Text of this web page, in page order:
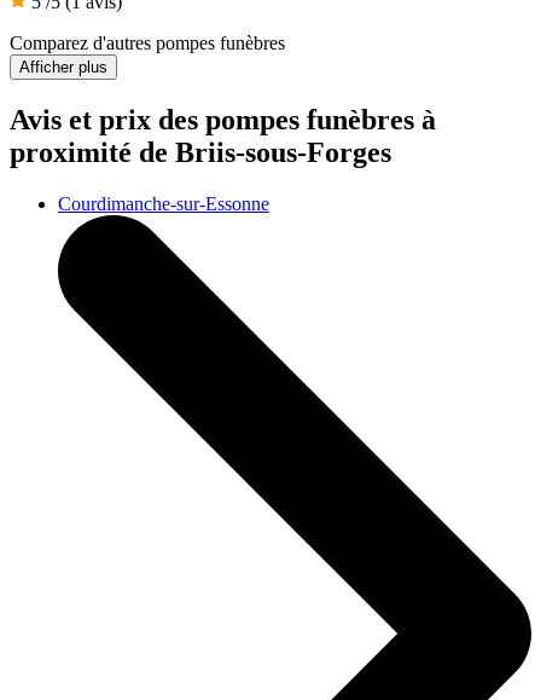
Comparez d'autres pompes funèbres
Afficher plus
Avis et prix des pompes funèbres à
proximité de Briis-sous-Forges
Courdimanche-sur-Essonne